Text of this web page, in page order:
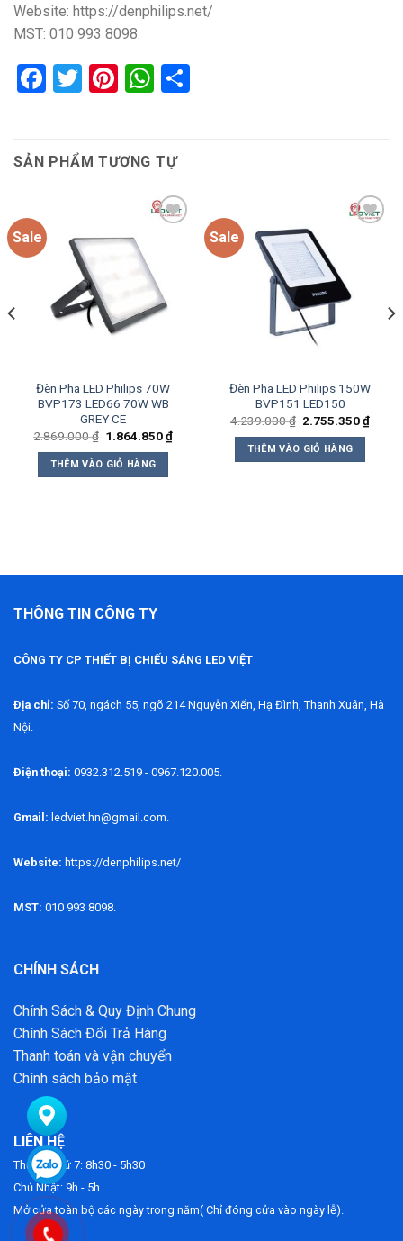
Website: https://denphilips.net/
MST: 010 993 8098.
Facebook
Twitter
Pinterest
WhatsApp
SẢN PHẨM TƯƠNG TỰ
Sale
Add to
wishlist
Đèn Pha LED Philips 70W
BVP173 LED66 70W WB
GREY CE
2.869.000₫ Giá
là:
2.869.000 ₫.
1.864.850₫Giá
THÊM VÀO GIỎ HÀNG
Sale
wishlist
Đèn Pha LED Philips 150W
BVP151 LED150
4.239.000₫ Giá
là:
4.239.000 ₫.
2.755.350₫Giá
THÊM VÀO GIỎ HÀNG
₫.
THÔNG TIN CÔNG TY
CÔNG TY CP THIẾT BỊ CHIẾU SÁNG LED VIỆT
Địa chỉ: Số 70, ngách 55, ngõ 214 Nguyễn Xiển, Hạ Đình, Thanh Xuân, Hà
Nội.
Điện thoại: 0932.312.519 - 0967.120.005.
Gmail: ledviet.hn@gmail.com.
Website: https://denphilips.net/
MST: 010 993 8098.
CHÍNH SÁCH
Chính Sách & Quy Định Chung
Chính Sách Đổi Trả Hàng
Thanh toán và vận chuyển
Chính sách bảo mật
LIÊN HỆ
Thứ 2 - Thứ 7: 8h30 - 5h30
Chủ Nhật: 9h - 5h
Mở cửa toàn bộ các ngày trong năm( Chỉ đóng cửa vào ngày lễ).